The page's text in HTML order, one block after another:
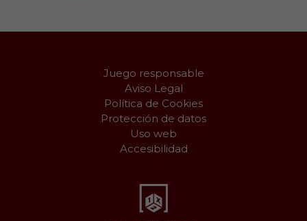
Juego responsable
Aviso Legal
Política de Cookies
Protección de datos
Uso web
Accesibilidad